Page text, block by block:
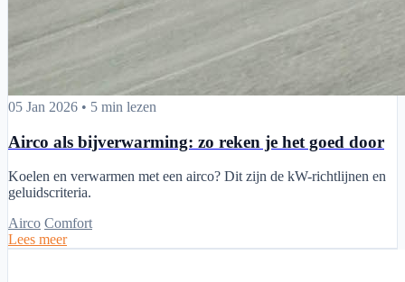
Airco als bijverwarming: zo reken je het goed door
05 Jan 2026 • 5 min lezen
Airco als bijverwarming: zo reken je het goed door
Koelen en verwarmen met een airco? Dit zijn de kW-richtlijnen en
geluidscriteria.
Airco Comfort
Lees meer